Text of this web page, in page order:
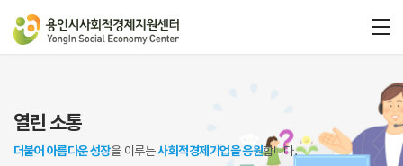
열린 소통
더불어 아름다운 성장을 이루는사회적경제기업을 응원합니다.